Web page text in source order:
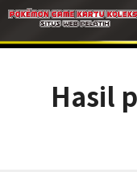
Hasil